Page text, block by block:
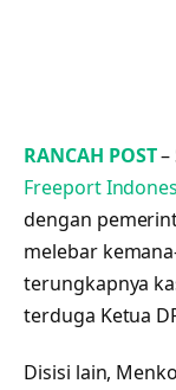
RANCAH POST–
Freeport
dengan
melebar
terungkapnya
terduga Ketua
Disisi lain,